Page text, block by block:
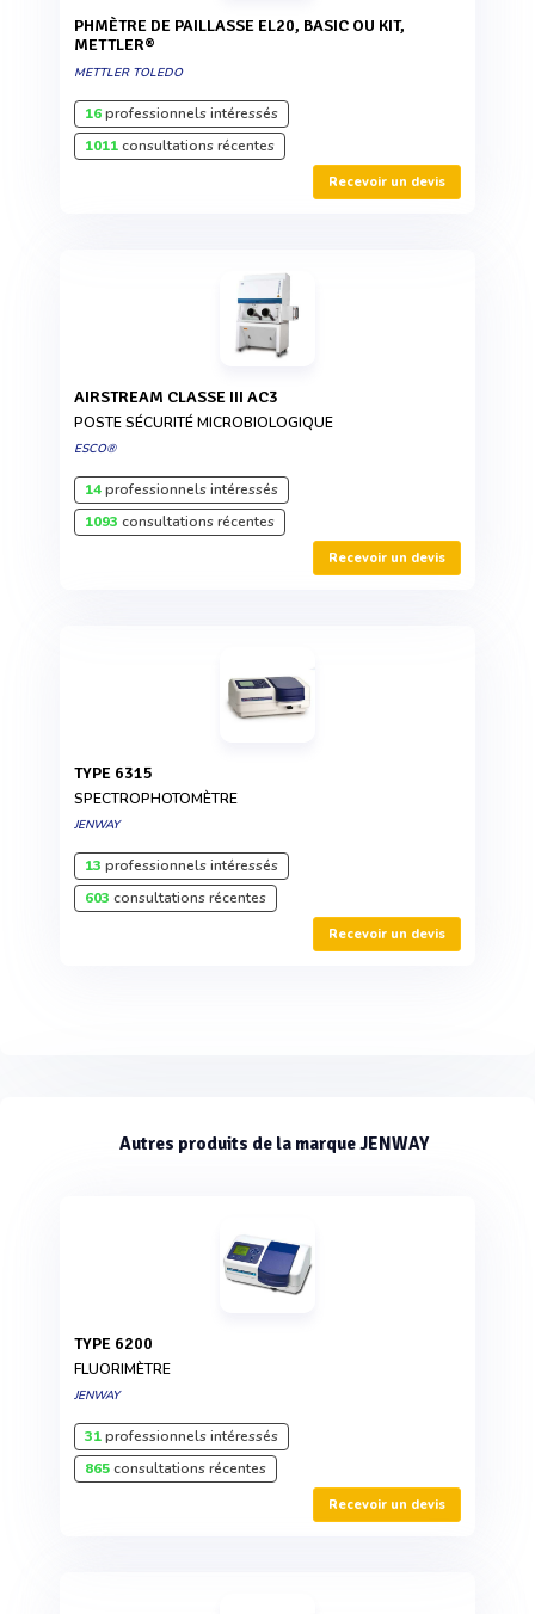
PHMÈTRE DE PAILLASSE EL20, BASIC OU KIT,
METTLER®
METTLER TOLEDO
16professionnels intéressés
1011consultations récentes
Recevoir un devis
AIRSTREAM CLASSE III AC3
POSTE SÉCURITÉ MICROBIOLOGIQUE
ESCO®
14professionnels intéressés
1093 consultations récentes
Recevoir un devis
TYPE 6315
SPECTROPHOTOMÈTRE
JENWAY
13 professionnels intéressés
603 consultations récentes
Recevoir un devis
Autres produits de la marque JENWAY
TYPE 6200
FLUORIMÈTRE
JENWAY
31professionnels intéressés
865consultations récentes
Recevoir un devis